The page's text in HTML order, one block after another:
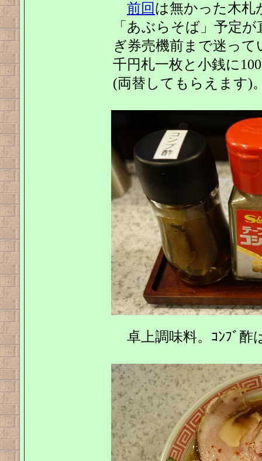
前回は無かった木札
「あぶらそば」予定
ぎ券売機前まで迷っ
千円札一枚と小銭に
(両替してもらえます)
卓上調味料。ｺﾝﾌﾞ酢